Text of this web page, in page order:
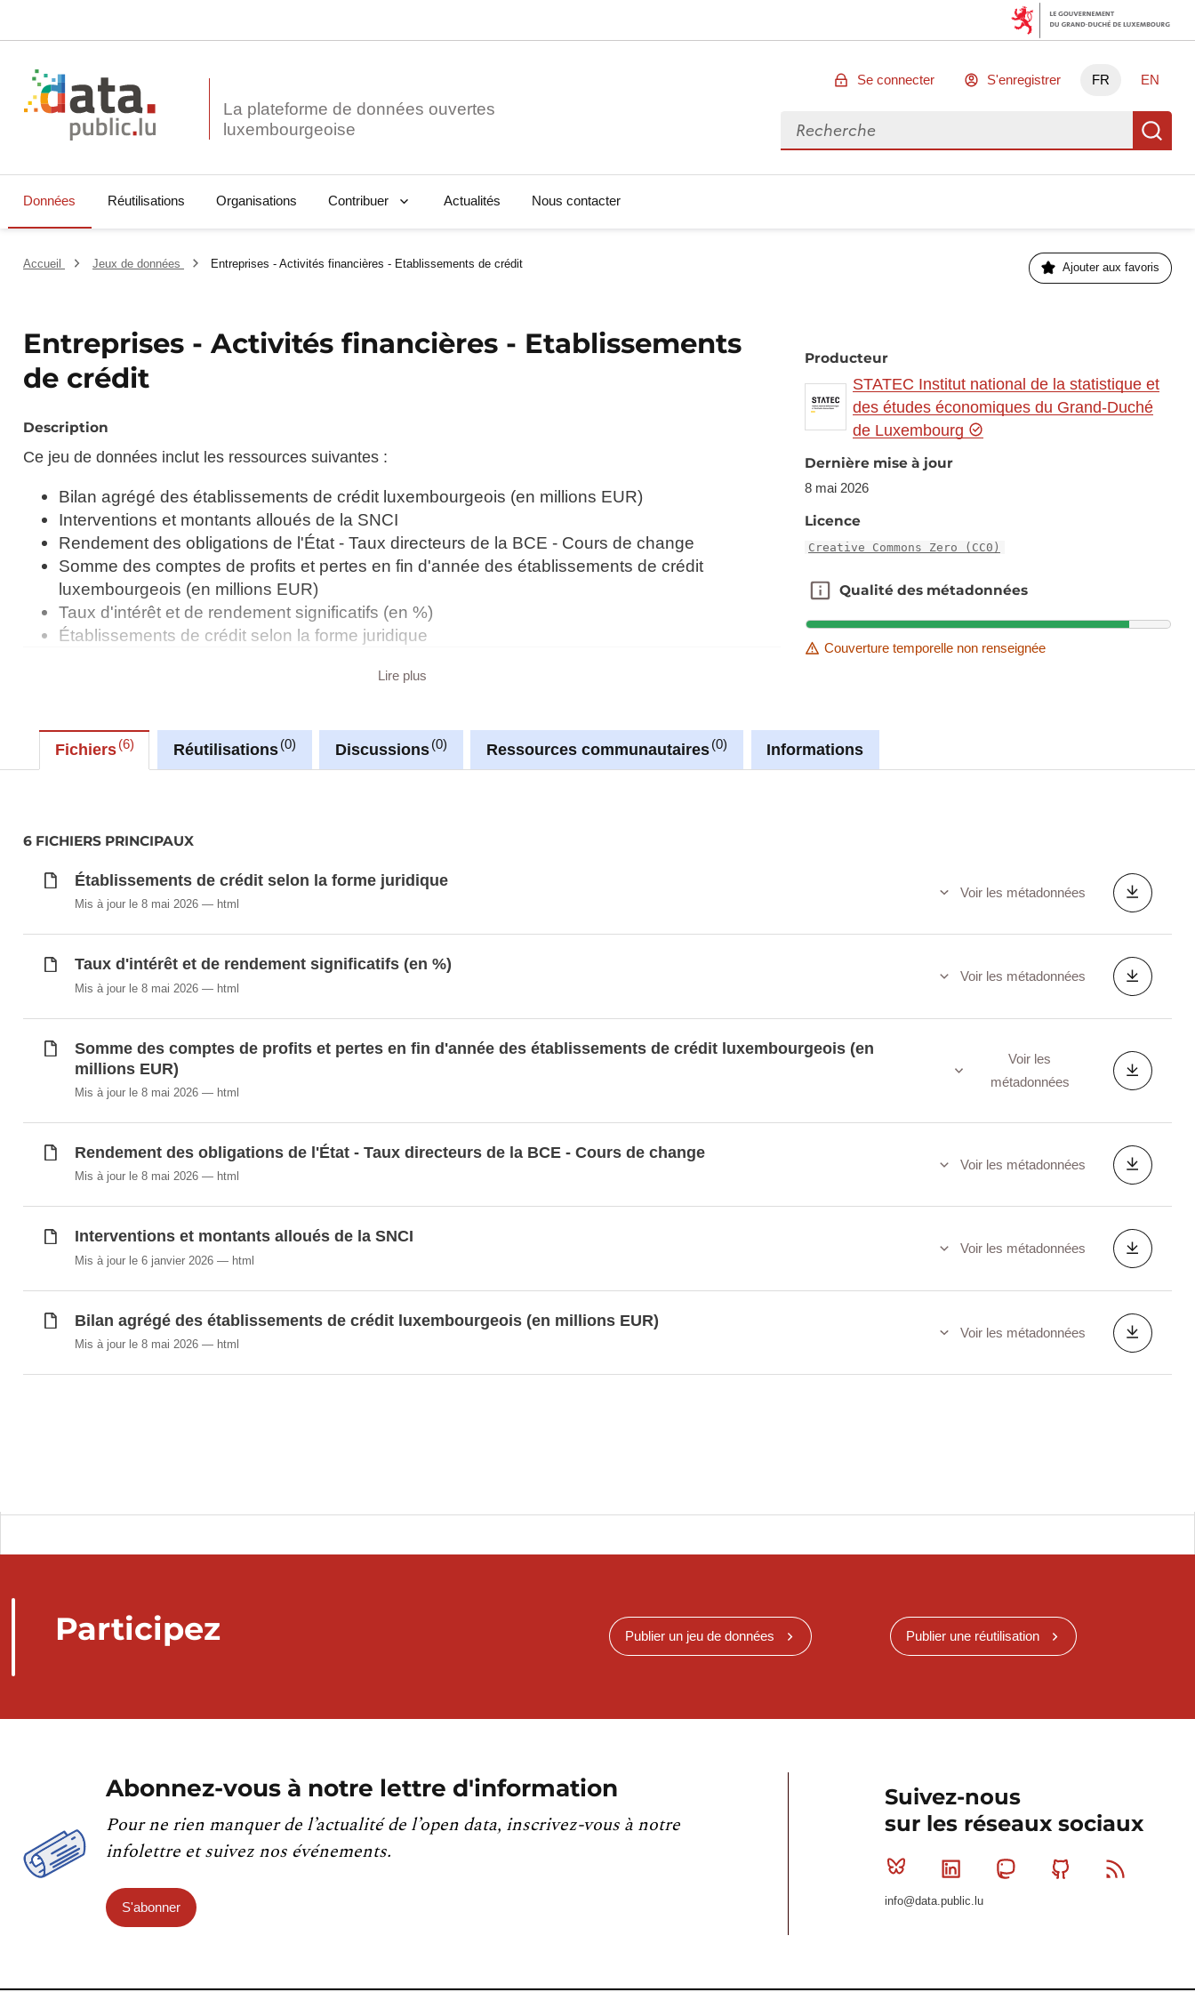
La plateforme de données ouvertes
Se connecter S'enregistrer FR EN
Rechercher des données
Données Réutilisations Organisations Contribuer Actualités Nous contacter
Accueil Jeux de données Entreprises - Activités financières - Etablissements de crédit Ajouter aux favoris
Entreprises - Activités financières - Etablissements
de crédit
Description
Ce jeu de données inclut les ressources suivantes :
Bilan agrégé des établissements de crédit luxembourgeois (en millions EUR)
Interventions et montants alloués de la SNCI
Rendement des obligations de l'État - Taux directeurs de la BCE - Cours de change
Somme des comptes de profits et pertes en fin d'année des établissements de crédit
luxembourgeois (en millions EUR)
Taux d'intérêt et de rendement significatifs (en %)
Établissements de crédit selon la forme juridique
Lire plus
Producteur
STATEC Institut national de la statistique et
des études économiques du Grand-Duché
de Luxembourg
Dernière mise à jour
8 mai 2026
Licence
Creative Commons Zero (CC0)
Qualité des métadonnées
Qualité des métadonnées
Couverture temporelle non renseignée
Fichiers 6 Réutilisations 0 Discussions 0 Ressources communautaires 0 Informations
6 FICHIERS PRINCIPAUX
Établissements de crédit selon la forme juridique
Mis à jour le 8 mai 2026 html
Voir les métadonnées
Taux d'intérêt et de rendement significatifs (en %)
Mis à jour le 8 mai 2026 html
Voir les métadonnées
Somme des comptes de profits et pertes en fin d'année des établissements de crédit luxembourgeois (en
millions EUR)
Mis à jour le 8 mai 2026 html
Voir les
métadonnées
Rendement des obligations de l'État - Taux directeurs de la BCE - Cours de change
Mis à jour le 8 mai 2026 html
Voir les métadonnées
Interventions et montants alloués de la SNCI
Mis à jour le 6 janvier 2026 html
Voir les métadonnées
Bilan agrégé des établissements de crédit luxembourgeois (en millions EUR)
Mis à jour le 8 mai 2026 html
Voir les métadonnées
Participez Publier un jeu de données Publier une réutilisation
Abonnez-vous à notre lettre d'information
Pour ne rien manquer de l’actualité de l’open data, inscrivez-vous à notre
infolettre et suivez nos événements.
S'abonner
Suivez-nous
sur les réseaux sociaux
Bluesky Linkedin MastodonGithub
info@data.public.lu